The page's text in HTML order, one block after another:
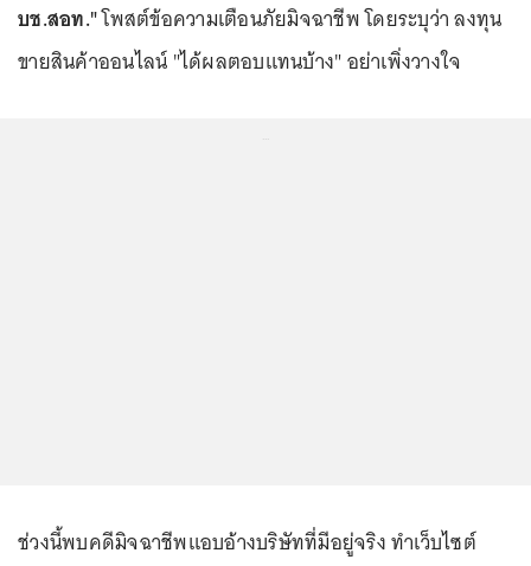
บช.สอท."โพสต์ข้อความเตือนภัยมิจฉาชีพ โดยระบุว่า ลงทุน
ขายสินค้าออนไลน์ "ได้ผลตอบแทนบ้าง" อย่าเพิ่งวางใจ
ช่วงนี้พบคดีมิจฉาชีพแอบอ้างบริษัทที่มีอยู่จริง ทำเว็บไซต์